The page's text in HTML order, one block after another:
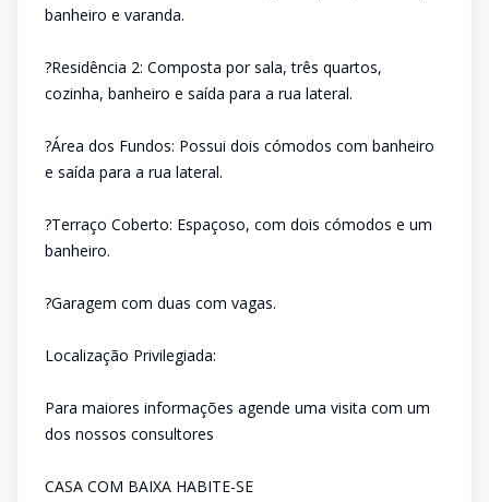
banheiro e varanda.
?Residência 2: Composta por sala, três quartos,
cozinha, banheiro e saída para a rua lateral.
?Área dos Fundos: Possui dois cómodos com banheiro
e saída para a rua lateral.
?Terraço Coberto: Espaçoso, com dois cómodos e um
banheiro.
?Garagem com duas com vagas.
Localização Privilegiada:
Para maiores informações agende uma visita com um
dos nossos consultores
CASA COM BAIXA HABITE-SE